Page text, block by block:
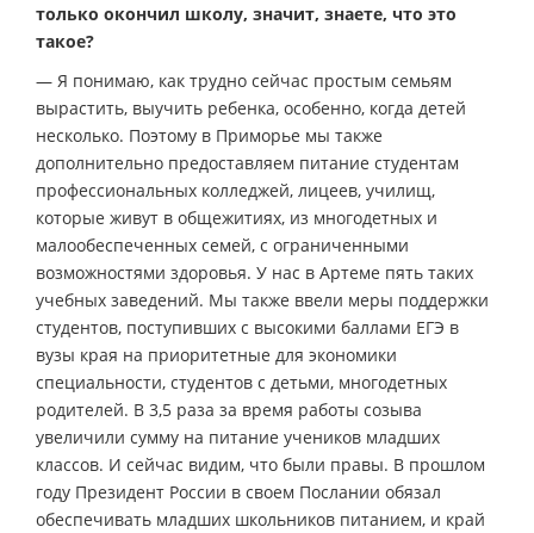
только окончил школу, значит, знаете, что это
такое?
— Я понимаю, как трудно сейчас простым семьям
вырастить, выучить ребенка, особенно, когда детей
несколько. Поэтому в Приморье мы также
дополнительно предоставляем питание студентам
профессиональных колледжей, лицеев, училищ,
которые живут в общежитиях, из многодетных и
малообеспеченных семей, с ограниченными
возможностями здоровья. У нас в Артеме пять таких
учебных заведений. Мы также ввели меры поддержки
студентов, поступивших с высокими баллами ЕГЭ в
вузы края на приоритетные для экономики
специальности, студентов с детьми, многодетных
родителей. В 3,5 раза за время работы созыва
увеличили сумму на питание учеников младших
классов. И сейчас видим, что были правы. В прошлом
году Президент России в своем Послании обязал
обеспечивать младших школьников питанием, и край